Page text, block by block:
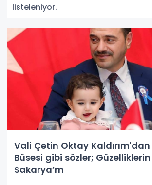
listeleniyor.
Vali Çetin Oktay
Büsesi gibi sözler; Güzelliklerin şahikası
Sakarya’m